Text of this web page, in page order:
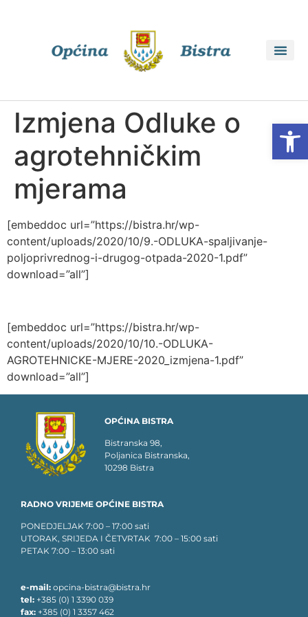
Izmjena Odluke o
agrotehničkim
mjerama
[embeddoc url=”https://bistra.hr/wp-
content/uploads/2020/10/9.-ODLUKA-spaljivanje-
poljoprivrednog-i-drugog-otpada-2020-1.pdf”
download=”all”]
[embeddoc url=”https://bistra.hr/wp-
content/uploads/2020/10/10.-ODLUKA-
AGROTEHNICKE-MJERE-2020_izmjena-1.pdf”
download=”all”]
OPĆINA BISTRA
Bistranska 98,
Poljanica Bistranska,
10298 Bistra
RADNO VRIJEME OPĆINE BISTRA
PONEDJELJAK 7:00 – 17:00 sati
UTORAK, SRIJEDA I ČETVRTAK 7:00 – 15:00 sati
PETAK 7:00 – 13:00 sati
e-mail: opcina-bistra@bistra.hr
tel: +385 (0) 1 3390 039
fax: +385 (0) 1 3357 462